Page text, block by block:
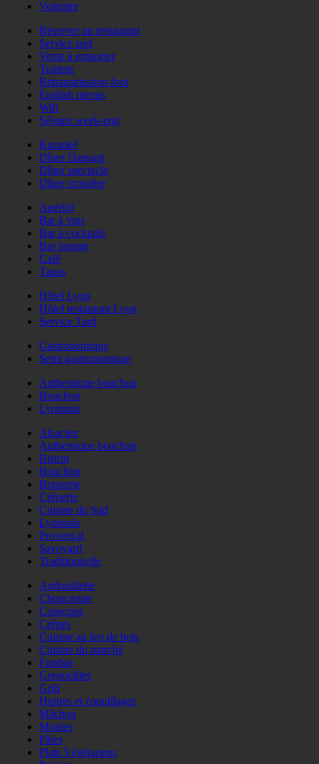
Voiturier
Réserver un restaurant
Service tard
Vente à emporter
Traiteur
Retransmission foot
English menus
Wifi
Séjours week-end
Karaoké
Dîner Dansant
Dîner spectacle
Dîner croisière
Apéritif
Bar à vins
Bar à cocktails
Bar lounge
Café
Tapas
Hôtel Lyon
Hôtel restaurant Lyon
Service Tard
Gastronomique
Semi gastronomique
Authentique bouchon
Bouchon
Lyonnais
Alsacien
Authentique bouchon
Bistrot
Bouchon
Brasserie
Crêperie
Cuisine du Sud
Lyonnais
Provençal
Savoyard
Traditionnelle
Andouillette
Choucroute
Couscous
Crêpes
Cuisine au feu de bois
Cuisine du marché
Fondue
Grenouilles
Grill
Huitres et coquillages
Mâchon
Moules
Pâtes
Plats Végétariens